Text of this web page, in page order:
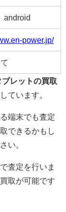
android
power.jp/
ブレットの買取
ています。
端末でも査定
できるかもし
い。
査定を行いま
取が可能です